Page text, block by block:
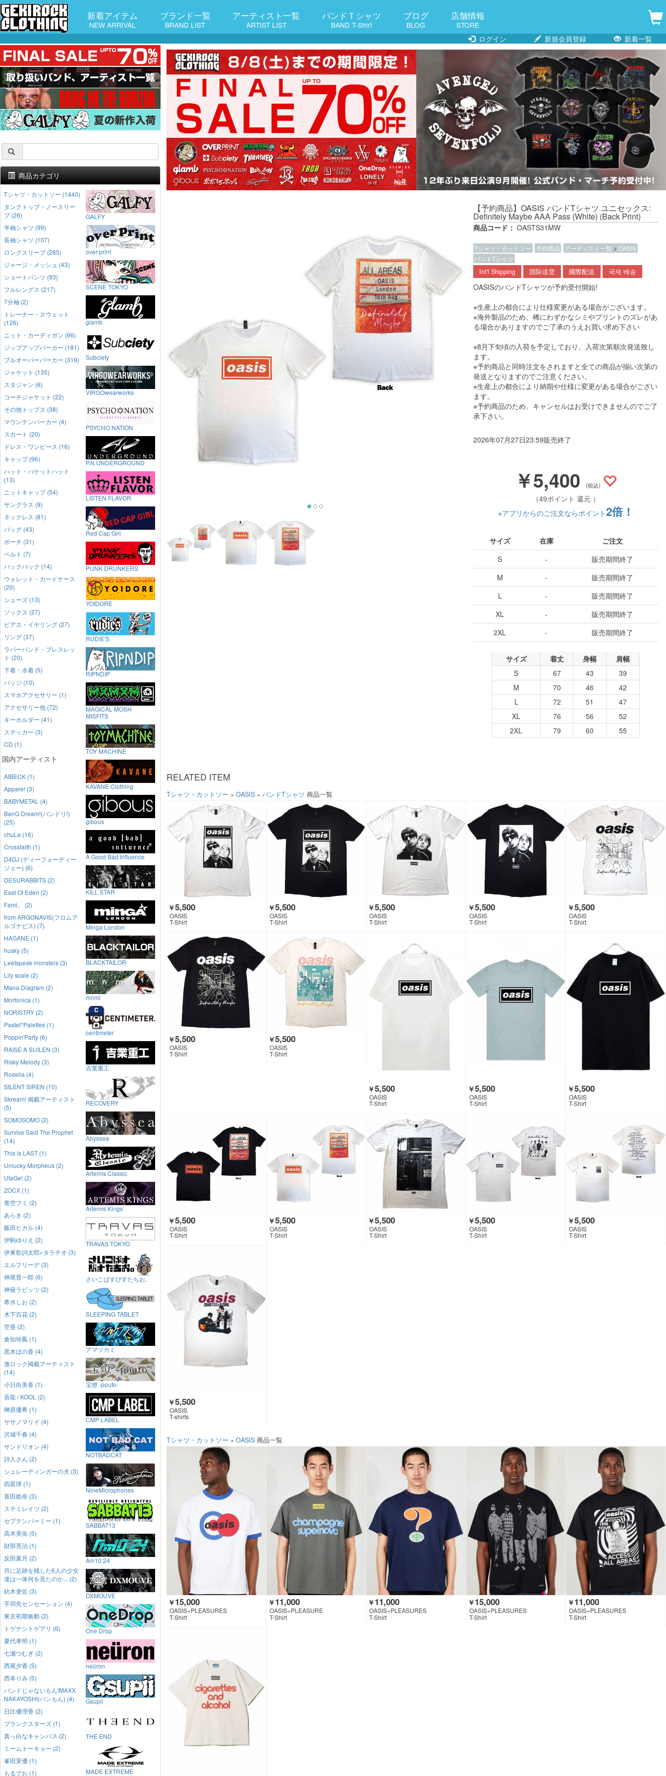
新着アイテム
NEW ARRIVAL
ブランド一覧
BRAND LIST
アーティスト一覧
ARTIST LIST
バンドＴシャツ
BAND T-Shirt
ブログ
BLOG
店舗情報
STORE
ログイン
新規会員登録 新着一覧
【予約商品】OASIS バンドTシャツ ユニセックス:
Definitely Maybe AAA Pass (White) (Back Print)
商品コード： OASTS31MW
Tシャツ・カットソー 予約商品 アーティスト一覧 >OASIS
バンドTシャツ
Int'l Shipping 国际送货 國際配送 국제 배송
OASISのバンドTシャツが予約受付開始!
※生産上の都合により仕様変更がある場合がございます。
※海外製品のため、稀にわずかなシミやプリントのズレがあ
る場合がありますのでご了承のうえお買い求め下さい
※8月下旬頃の入荷を予定しており、入荷次第順次発送致し
ます。
※予約商品と同時注文をされますと全ての商品が揃い次第の
発送となりますのでご注意ください。
※生産上の都合により納期や仕様に変更がある場合がござい
ます。
※予約商品のため、キャンセルはお受けできませんのでご了
承下さい。
2026年07月27日23:59販売終了
￥5,400 (税込)
（49ポイント 還元 ）
※アプリからのご注文ならポイント2倍！
サイズ 在庫
ご注文
S
-
販売期間終了
M
-
販売期間終了
L
-
販売期間終了
XL
-
販売期間終了
2XL
- 販売期間終了
サイズ 着丈 身幅
肩幅
S
67 43
39
M
70 46
42
L
72 51
47
XL
76 56
52
2XL
79 60 55
RELATED ITEM
Tシャツ・カットソー × OASIS × バンドTシャツ 商品一覧
￥5,500
OASIS
T-Shirt
￥5,500
OASIS
T-Shirt
￥5,500
OASIS
T-Shirt
￥5,500
OASIS
T-Shirt
￥5,500
OASIS
T-Shirt
￥5,500
OASIS
T-Shirt
￥5,500
OASIS
T-Shirt
￥5,500
OASIS
T-Shirt
￥5,500
OASIS
T-Shirt
￥5,500
OASIS
T-Shirt
￥5,500
OASIS
T-Shirt
￥5,500
OASIS
T-Shirt
￥5,500
OASIS
T-Shirt
￥5,500
OASIS
T-Shirt
￥5,500
OASIS
T-Shirt
￥5,500
OASIS
T-shirts
Tシャツ・カットソー × OASIS 商品一覧
￥15,000
OASIS×PLEASURES
T-Shirt
￥11,000
OASIS×PLEASURE
T-Shirt
￥11,000
OASIS×PLEASURES
T-Shirt
￥15,000
OASIS×PLEASURES
T-Shirt
￥11,000
OASIS×PLEASURES
T-Shirt
商品カテゴリ
Tシャツ・カットソー (1440)
タンクトップ・ノースリー
ブ (26)
半袖シャツ (99)
長袖シャツ (107)
ロングスリーブ (285)
ジャージ・メッシュ (43)
ショートパンツ (93)
フルレングス (217)
7分袖 (2)
トレーナー・スウェット
(126)
ニット・カーディガン (66)
ジップアップパーカー (181)
プルオーバーパーカー (319)
ジャケット (135)
スタジャン (6)
コーチジャケット (22)
その他トップス (38)
マウンテンパーカー (4)
スカート (20)
ドレス・ワンピース (16)
キャップ (96)
ハット・バケットハット
(13)
ニットキャップ (54)
サングラス (9)
ネックレス (81)
バッグ (43)
ポーチ (31)
ベルト (7)
バックパック (14)
ウォレット・カードケース
(20)
シューズ (13)
ソックス (27)
ピアス・イヤリング (27)
リング (37)
ラバーバンド・ブレスレッ
ト (20)
下着・水着 (5)
バッジ (10)
スマホアクセサリー (1)
アクセサリー他 (72)
キーホルダー (41)
ステッカー (3)
CD (1)
国内アーティスト
AIBECK (1)
Appare! (3)
BABYMETAL (4)
BanG Dream!(バンドリ!)
(25)
chuLa (16)
Crossfaith (1)
D4DJ (ディーフォーディー
ジェー) (6)
DESURABBITS (2)
East Of Eden (2)
Fami。 (2)
from ARGONAVIS(フロムア
ルゴナビス) (7)
HAGANE (1)
husky (5)
Leetspeak monsters (3)
Lily scale (2)
Mana Diagram (2)
Morfonica (1)
NORISTRY (2)
Pastel*Palettes (1)
Poppin'Party (6)
RAISE A SUILEN (3)
Risky Melody (3)
Roselia (4)
SILENT SIREN (10)
Skream! 掲載アーティスト
(5)
SOMOSOMO (2)
Survive Said The Prophet
(14)
This is LAST (1)
Unlucky Morpheus (2)
UtaGe! (2)
ZOCX (1)
青空フミ (2)
あらき (2)
飯田ヒカル (4)
伊駒ゆりえ (2)
伊東歌詞太郎×タラチオ (3)
エルフリーデ (3)
神尾晋一郎 (6)
神薙ラビッツ (2)
希水しお (2)
木下百花 (2)
空亜 (2)
倉知玲鳳 (1)
黒木ほの香 (4)
激ロック掲載アーティスト
(14)
小日向美香 (1)
吾龍 / KOOL (2)
榊原優希 (1)
ササノマリイ (4)
沢城千春 (4)
サンドリオン (4)
詩人さん (2)
シュレーディンガーの犬 (3)
四星球 (1)
直田姫奈 (3)
ステミレイツ (2)
セプテンバーミー (1)
高木美佑 (5)
財部亮治 (1)
反田葉月 (2)
月に足跡を残した6人の少女
達は一体何を見たのか... (2)
紡木吏佐 (3)
手羽先センセーション (4)
東京初期衝動 (2)
トゲナシトゲアリ (6)
夏代孝明 (1)
七瀬つむぎ (2)
西尾夕香 (5)
西本りみ (5)
バンドじゃないもん!MAXX
NAKAYOSHI(バンもん) (4)
日比優理香 (2)
プランクスターズ (1)
真っ白なキャンバス (2)
ミームトーキョー (2)
峯田茉優 (1)
もるでお (1)
GALFY
over print
SCENE TOKYO
glamb
Subciety
VIRGOwearworks
PSYCHO NATION
P.N UNDERGROUND
LISTEN FLAVOR
Red Cap Girl
PUNK DRUNKERS
YOIDORE
RUDIE'S
RIPNDIP
MAGICAL MOSH
MISFITS
TOY MACHINE
KAVANE Clothing
gibous
A Good Bad Influence
KILL STAR
Minga London
BLACKTAILOR
mnml
centimeter
吉業重工
RECOVERY
Abyssea
Artemis Classic
Artemis Kings
TRAVAS TOKYO
さいこぱすぴすたちお。
SLEEPING TABLET
アマツカミ
宝燈 -pouto-
CMP LABEL
NOTBADCAT
NineMicrophones
SABBAT13
Am10:24
DXMOUVE
One Drop
neüron
Gsupii
THE END
MADE EXTREME